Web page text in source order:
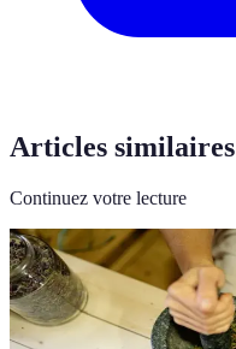
Articles similaires
Continuez votre lecture